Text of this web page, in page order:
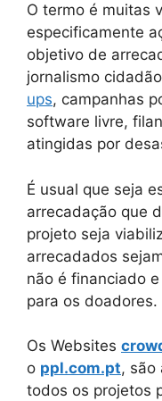
O termo é muitas
especificamente
objetivo de
jornalismo
ups, campanhas
software livre,
atingidas por
É usual que seja
arrecadação que
projeto seja
arrecadados
não é financiado
para os doadores.
Os Websites
o ppl.com.pt, são
todos os projetos